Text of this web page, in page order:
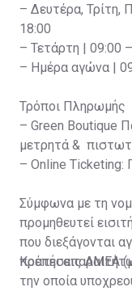
– Δευτέρα, Τρίτη,
18:00
– Τετάρτη | 09:00
– Ημέρα αγώνα |
Τρόποι Πληρωμής
– Green Boutique
μετρητά &
– Online Ticketing:
Σύμφωνα με τη
προμηθευτεί
που διεξάγονται
πρέπει
την οποία
Κρατήσεις ΑΜΕΑ